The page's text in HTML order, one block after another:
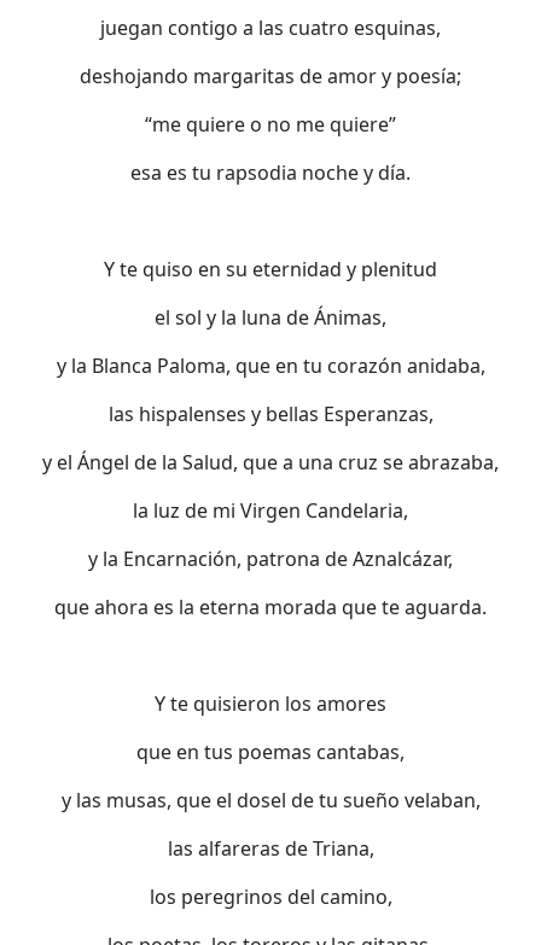
juegan contigo a las cuatro esquinas,
deshojando margaritas de amor y poesía;
“me quiere o no me quiere”
esa es tu rapsodia noche y día.
Y te quiso en su eternidad y plenitud
el sol y la luna de Ánimas,
y la Blanca Paloma, que en tu corazón anidaba,
las hispalenses y bellas Esperanzas,
y el Ángel de la Salud, que a una cruz se abrazaba,
la luz de mi Virgen Candelaria,
y la Encarnación, patrona de Aznalcázar,
que ahora es la eterna morada que te aguarda.
Y te quisieron los amores
que en tus poemas cantabas,
y las musas, que el dosel de tu sueño velaban,
las alfareras de Triana,
los peregrinos del camino,